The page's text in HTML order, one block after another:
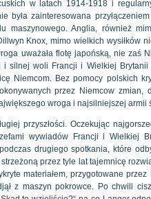
w latach 1914-1918 i
zainteresowana przyłączeniem
maszynowego. Anglia, również
Knox, mimo wielkich wysiłków
uważała flotę japońską, nie zaś
silnej woli Francji i Wielkiej Brytanii
Niemcom. Bez pomocy polskich
przez Niemcow zmian,
wroga i najsilniejszej armii
przyszłości. Oczekując
wywiadów Francji i Wielkiej
drugiego spotkania, które
przez tyle lat tajemnicę
materiałem, przygotowane przez
z maszyn pokrowce. Po chwili